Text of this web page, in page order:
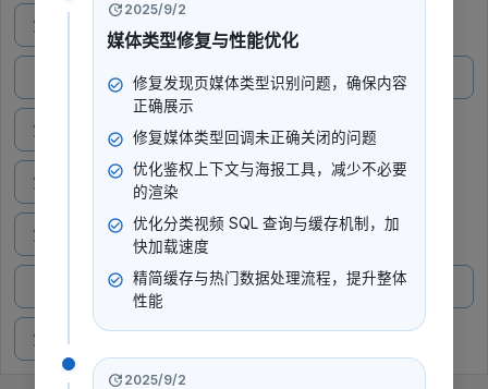
第6期 : 胖女孩遭亲戚歧视排挤，儿媳与婆婆关系冷淡问题严重
哭
第8期 : 聚少离多丈夫有苦难言，多年寻子相认之路艰难崎岖
第9期 : 老公放弃事业回归家庭，却因收入降低引起老婆不满
第10期 : 浙大博士固执己见送外卖，遭娘家人冷眼相待
第11期 : 癌症患者乐观心态创“医学奇迹”，遗愿清单留给孩子最后
第12期 : 儿子出车遭遇意外，婆婆劝儿媳追寻幸福
2025/9/2
媒体类型修复与性能优化
修复发现页媒体类型识别问题，确保内容
正确展示
修复媒体类型回调未正确关闭的问题
优化鉴权上下文与海报工具，减少不必要
的渲染
优化分类视频 SQL 查询与缓存机制，加
快加载速度
精简缓存与热门数据处理流程，提升整体
性能
2025/9/2